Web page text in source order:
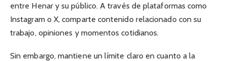
entre Henar y su público. A través de plataformas como
Instagram o X, comparte contenido relacionado con su
trabajo, opiniones y momentos cotidianos.
Sin embargo, mantiene un límite claro en cuanto a la